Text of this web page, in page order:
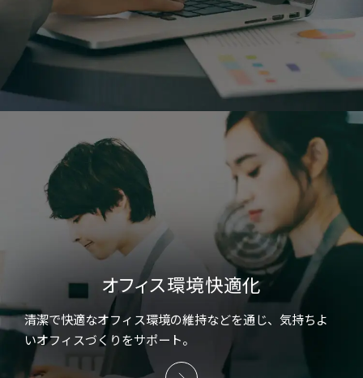
オフィス環境快適化
清潔で快適なオフィス環境の維持などを通じ、気持ちよ
いオフィスづくりをサポート。